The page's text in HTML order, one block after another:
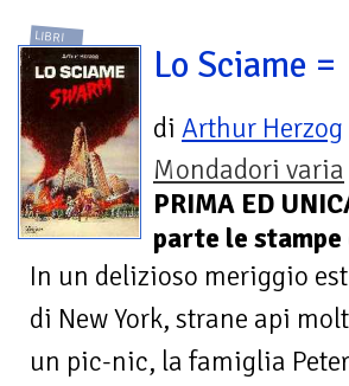
LIBRI
Lo Sciame =
di Arthur Herzog
Mondadori varia
PRIMA ED
parte le
In un delizioso meriggio
di New York, strane api
un pic-nic, la famiglia